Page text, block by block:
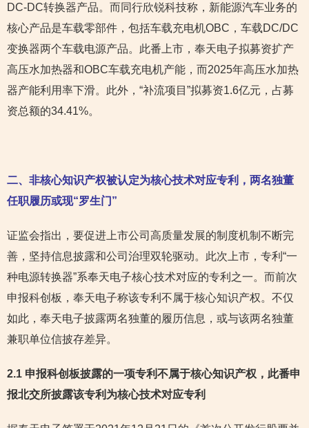
DC-DC转换器产品。而同行欣锐科技称，新能源汽车业务的
核心产品是车载零部件，包括车载充电机OBC，车载DC/DC
变换器两个车载电源产品。此番上市，奉天电子拟募资扩产
高压水加热器和OBC车载充电机产能，而2025年高压水加热
器产能利用率下滑。此外，“补流项目”拟募资1.6亿元，占募
资总额的34.41%。
二、非核心知识产权被认定为核心技术对应专利，两名独董
任职履历或现“罗生门”
证监会指出，要促进上市公司高质量发展的制度机制不断完
善，坚持信息披露和公司治理双轮驱动。此次上市，专利“一
种电源转换器”系奉天电子核心技术对应的专利之一。而前次
申报科创板，奉天电子称该专利不属于核心知识产权。不仅
如此，奉天电子披露两名独董的履历信息，或与该两名独董
兼职单位信披存差异。
2.1 申报科创板披露的一项专利不属于核心知识产权，此番申
报北交所披露该专利为核心技术对应专利